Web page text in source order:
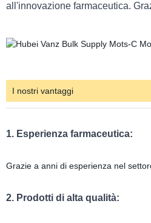
all'innovazione farmaceutica.
I nostri vantaggi
1. Esperienza farmaceutica:
Grazie a anni di esperienza nel
2. Prodotti di alta qualità: